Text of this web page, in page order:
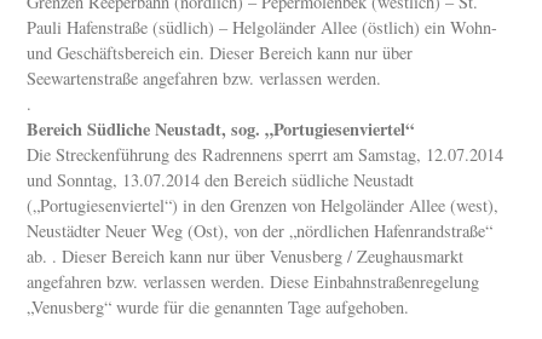
Pauli Hafenstraße (südlich) – Helgoländer Allee (östlich) ein Wohn-
und Geschäftsbereich ein. Dieser Bereich kann nur über
Seewartenstraße angefahren bzw. verlassen werden.
.
Bereich Südliche Neustadt, sog. „Portugiesenviertel“
Die Streckenführung des Radrennens sperrt am Samstag, 12.07.2014
und Sonntag, 13.07.2014 den Bereich südliche Neustadt
(„Portugiesenviertel“) in den Grenzen von Helgoländer Allee (west),
Neustädter Neuer Weg (Ost), von der „nördlichen Hafenrandstraße“
ab. . Dieser Bereich kann nur über Venusberg / Zeughausmarkt
angefahren bzw. verlassen werden. Diese Einbahnstraßenregelung
„Venusberg“ wurde für die genannten Tage aufgehoben.